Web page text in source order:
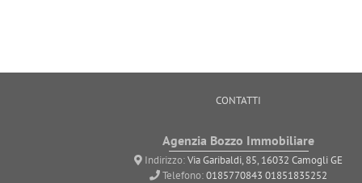
CONTATTI
Agenzia Bozzo Immobiliare
Indirizzo:Via Garibaldi, 85, 16032 Camogli GE
Telefono:0185770843 01851835252